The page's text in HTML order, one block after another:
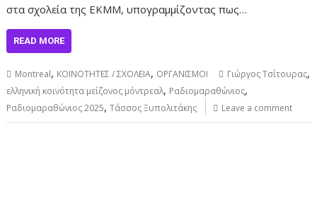
στα σχολεία της ΕΚΜΜ, υπογραμμίζοντας πως…
READ MORE
Montreal, ΚΟΙΝΟΤΗΤΕΣ / ΣΧΟΛΕΙΑ, ΟΡΓΑΝΙΣΜΟΙ Γιώργος Τσίτουρας,
ελληνική κοινότητα μείζονος μόντρεαλ, Ραδιομαραθώνιος,
Ραδιομαραθώνιος 2025,Τάσσος Ξυπολιτάκης Leave a comment